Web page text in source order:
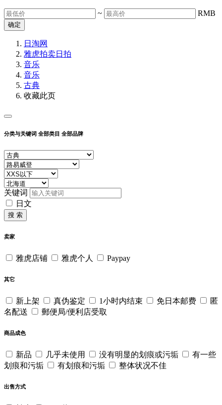
~ RMB
确定
日淘网
雅虎拍卖日拍
音乐
音乐
古典
收藏此页
分类与关键词 全部类目 全部品牌
关键词
日文
搜 索
卖家
雅虎店铺 雅虎个人 Paypay
其它
新上架 真伪鉴定 1小时内结束 免日本邮费
匿
名配送
郵便局/便利店受取
商品成色
新品 几乎未使用 没有明显的划痕或污垢
有一些
划痕和污垢
有划痕和污垢 整体状况不佳
出售方式